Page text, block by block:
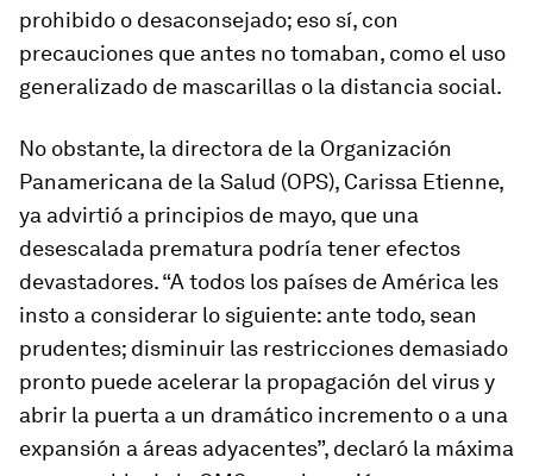
prohibido o desaconsejado; eso sí, con
precauciones que antes no tomaban, como el uso
generalizado de mascarillas o la distancia social.
No obstante, la directora de la Organización
Panamericana de la Salud (OPS), Carissa Etienne,
ya advirtió a principios de mayo, que una
desescalada prematura podría tener efectos
devastadores. “A todos los países de América les
insto a considerar lo siguiente: ante todo, sean
prudentes; disminuir las restricciones demasiado
pronto puede acelerar la propagación del virus y
abrir la puerta a un dramático incremento o a una
expansión a áreas adyacentes”, declaró la máxima